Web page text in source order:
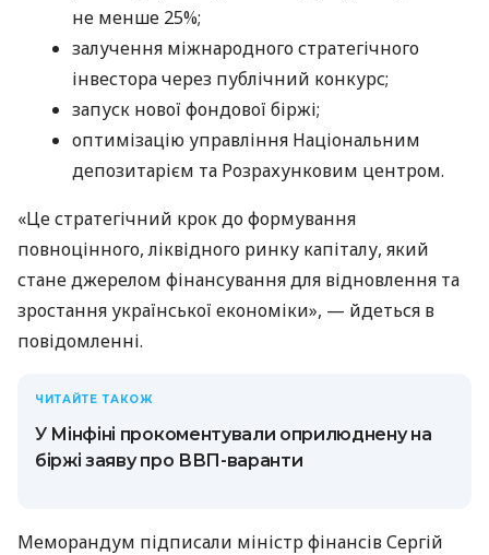
не менше 25%;
залучення міжнародного стратегічного
інвестора через публічний конкурс;
запуск нової фондової біржі;
оптимізацію управління Національним
депозитарієм та Розрахунковим центром.
«Це стратегічний крок до формування
повноцінного, ліквідного ринку капіталу, який
стане джерелом фінансування для відновлення та
зростання української економіки», — йдеться в
повідомленні.
ЧИТАЙТЕ ТАКОЖ
У Мінфіні прокоментували оприлюднену на
біржі заяву про ВВП-варанти
Меморандум підписали міністр фінансів Сергій